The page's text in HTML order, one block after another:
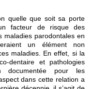
quelle que soit sa porte
facteur de risque des
maladies parodontales en
un élément non
maladies. En effet, si la
dentaire et pathologies
documentée pour les
dans cette relation a